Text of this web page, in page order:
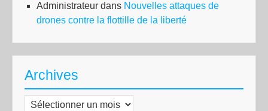
Administrateur dans Nouvelles attaques de
drones contre la flottille de la liberté
Archives
Archives